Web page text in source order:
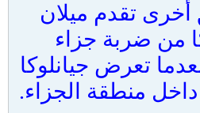
أخرى تقدم ميلان
من ضربة جزاء
تعرض جيانلوكا
داخل منطقة الجزاء.